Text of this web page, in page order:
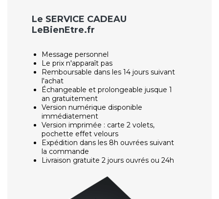
Le SERVICE CADEAU
LeBienEtre.fr
Message personnel
Le prix n'apparaît pas
Remboursable dans les 14 jours suivant
l'achat
Échangeable et prolongeable jusque 1
an gratuitement
Version numérique disponible
immédiatement
Version imprimée : carte 2 volets,
pochette effet velours
Expédition dans les 8h ouvrées suivant
la commande
Livraison gratuite 2 jours ouvrés ou 24h